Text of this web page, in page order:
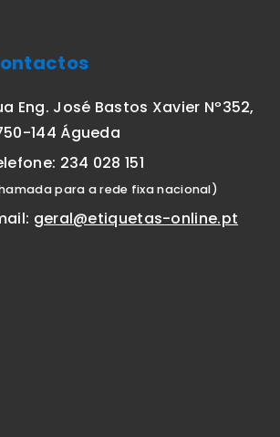
Eng. José Bastos Xavier Nº352,
144 Águeda
234 028 151
para a rede fixa nacional)
geral@etiquetas-online.pt